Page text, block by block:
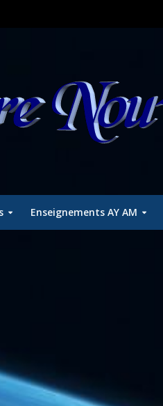
Enseignements AY AM